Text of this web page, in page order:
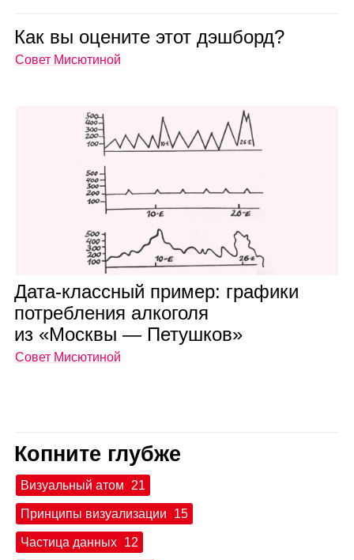
Как вы оце­ните этот дэш­борд?
Совет Мисютиной
Дата‑класс­ный при­мер: гра­фики
потреб­ле­ния алко­голя
из «Москвы — Петуш­ков»
Совет Мисютиной
Копните глубже
Визуальный атом 21
Принципы визуализации 15
Частица данных 12